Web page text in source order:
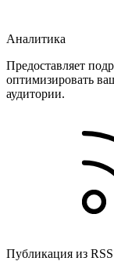
Аналитика
Предоставляет
оптимизировать
аудитории.
Публикация из RSS